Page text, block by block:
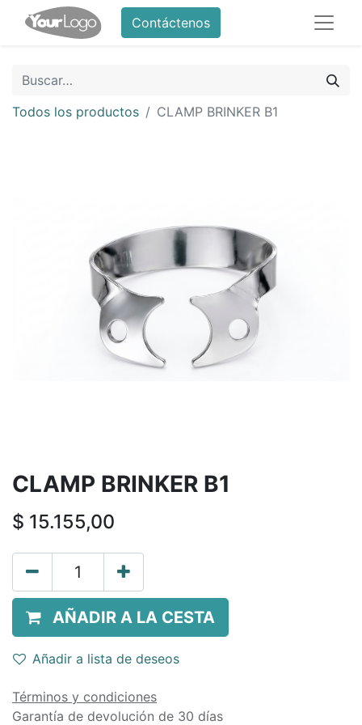
Contáctenos
Todos los productos CLAMP BRINKER B1
CLAMP BRINKER B1
$ 15.155,00
AÑADIR A LA CESTA
Añadir a lista de deseos
Términos y condiciones
Garantía de devolución de 30 días